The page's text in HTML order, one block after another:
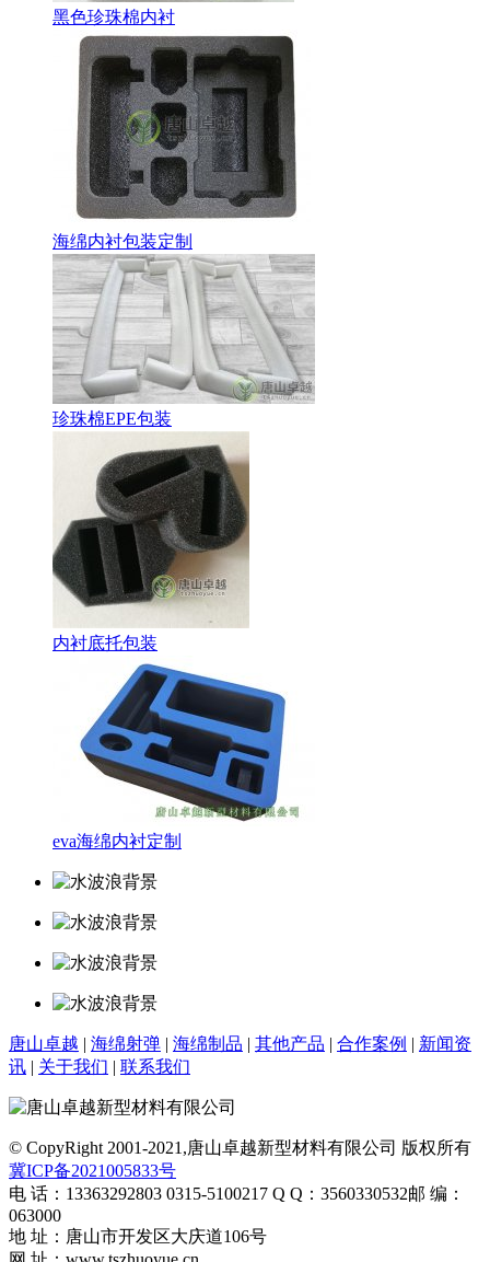
黑色珍珠棉内衬
海绵内衬包装定制
珍珠棉EPE包装
内衬底托包装
eva海绵内衬定制
唐山卓越 | 海绵射弹 | 海绵制品 | 其他产品 | 合作案例 | 新闻资
讯 | 关于我们 | 联系我们
© CopyRight 2001-2021,唐山卓越新型材料有限公司 版权所有
冀ICP备2021005833号
电 话：13363292803 0315-5100217 Q Q：3560330532邮 编：
063000
地 址：唐山市开发区大庆道106号